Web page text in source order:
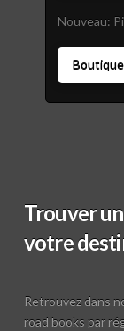
Nouveau:
Trouver
votre
Retrouvez dans
road books par